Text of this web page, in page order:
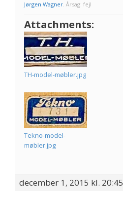
Jørgen Wagner. Årsag: fejl
Attachments:
TH-model-møbler.jpg
Tekno-model-
møbler.jpg
december 1, 2015 kl. 20:45